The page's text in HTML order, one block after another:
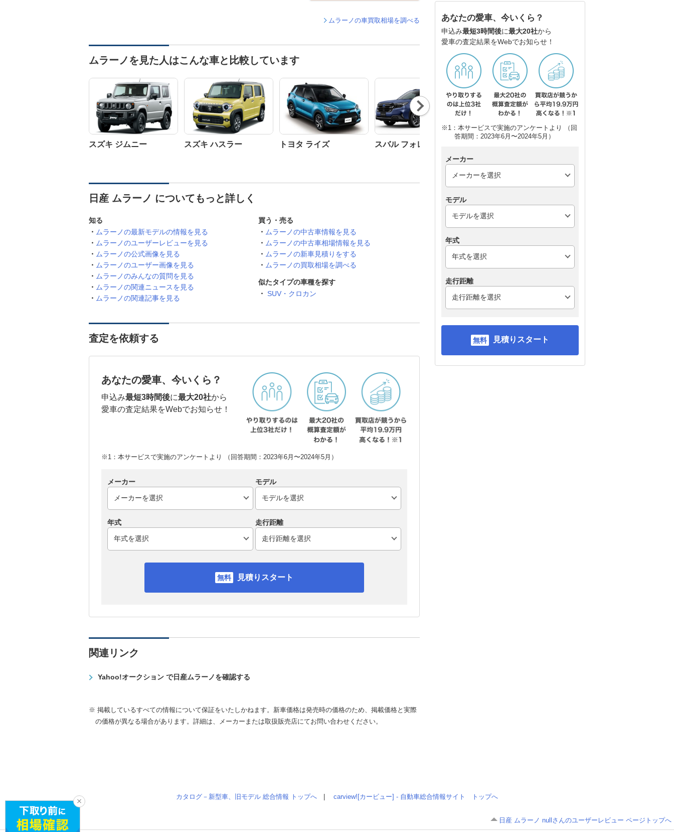
ムラーノの車買取相場を調べる
ムラーノを見た人はこんな車と比較しています
スズキ ジムニー スズキ ハスラー トヨタ ライズ スバル フォレスター
リッド
Nex
t
日産 ムラーノ についてもっと詳しく
知る
ムラーノの最新モデルの情報を見る
ムラーノのユーザーレビューを見る
ムラーノの公式画像を見る
ムラーノのユーザー画像を見る
ムラーノのみんなの質問を見る
ムラーノの関連ニュースを見る
ムラーノの関連記事を見る
買う・売る
ムラーノの中古車情報を見る
ムラーノの中古車相場情報を見る
ムラーノの新車見積りをする
ムラーノの買取相場を調べる
似たタイプの車種を探す
SUV・クロカン
査定を依頼する
あなたの愛車、今いくら？
申込み最短3時間後に最大20社から
愛車の査定結果をWebでお知らせ！
※1：本サービスで実施のアンケートより （回答期間：2023年6月〜2024年5月）
メーカー モデル
年式 走行距離
見積りスタート
関連リンク
Yahoo!オークション で日産ムラーノを確認する
※ 掲載しているすべての情報について保証をいたしかねます。新車価格は発売時の価格のため、掲載価格と実際
の価格が異なる場合があります。詳細は、メーカーまたは取扱販売店にてお問い合わせください。
あなたの愛車、今いくら？
申込み最短3時間後に最大20社から
愛車の査定結果をWebでお知らせ！
※1：本サービスで実施のアンケートより （回
答期間：2023年6月〜2024年5月）
メーカー
モデル
年式
走行距離
見積りスタート
カタログ－新型車、旧モデル 総合情報 トップへ carview![カービュー] - 自動車総合情報サイト トップへ
日産 ムラーノ nullさんのユーザーレビュー ページトップへ